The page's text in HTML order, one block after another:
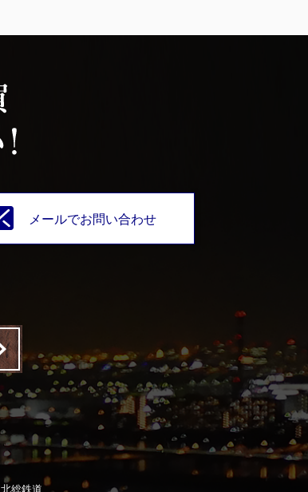
メールでお問い合わせ
北総鉄道